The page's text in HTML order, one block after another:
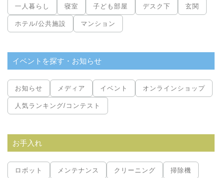
一人暮らし 寝室 子ども部屋 デスク下 玄関
ホテル/公共施設 マンション
イベントを探す・お知らせ
お知らせ メディア イベント オンラインショップ
人気ランキング/コンテスト
お手入れ
ロボット メンテナンス クリーニング 掃除機